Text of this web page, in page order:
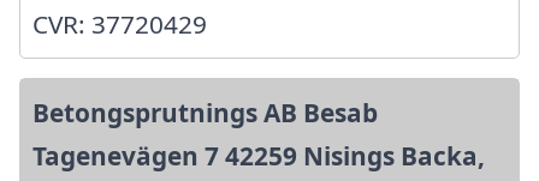
CVR: 37720429
Betongsprutnings AB Besab
Tagenevägen 7 42259 Nisings Backa,